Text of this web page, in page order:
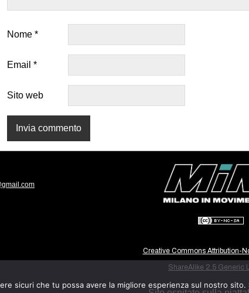
Nome *
Email *
Sito web
Creative Commons Attribution-
ShareAlike 2.5 Generic
sicuri che tu possa avere la migliore esperienza sul nostro